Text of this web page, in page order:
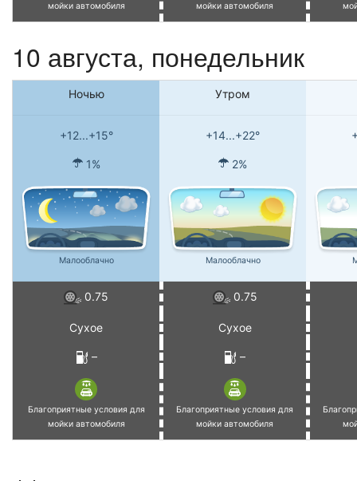
мойки автомобиля
мойки автомобиля
10 августа, понедельник
Ночью Утром
+12...+15° +14...+22°
1% 2%
Малооблачно Малооблачно
0.75 0.75
Сухое Сухое
– –
Благоприятные условия для
мойки автомобиля
Благоприятные условия для
мойки автомобиля